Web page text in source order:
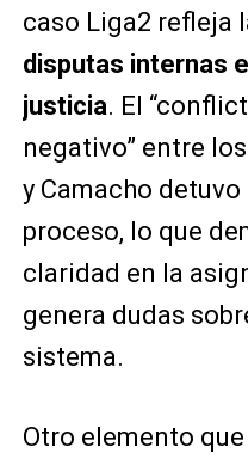
caso Liga2 refleja
disputas internas
justicia. El
negativo” entre
y Camacho
proceso, lo que
claridad en la
genera dudas
sistema.
Otro elemento